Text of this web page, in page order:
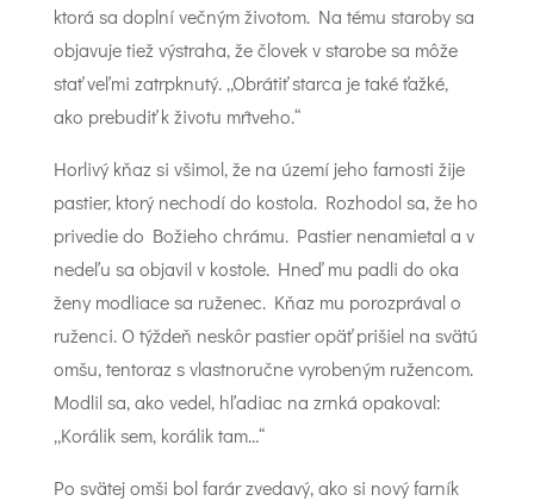
ktorá sa doplní večným životom. Na tému staroby sa
objavuje tiež výstraha, že človek v starobe sa môže
stať veľmi zatrpknutý. „Obrátiť starca je také ťažké,
ako prebudiť k životu mŕtveho.“
Horlivý kňaz si všimol, že na území jeho farnosti žije
pastier, ktorý nechodí do kostola. Rozhodol sa, že ho
privedie do Božieho chrámu. Pastier nenamietal a v
nedeľu sa objavil v kostole. Hneď mu padli do oka
ženy modliace sa ruženec. Kňaz mu porozprával o
ruženci. O týždeň neskôr pastier opäť prišiel na svätú
omšu, tentoraz s vlastnoručne vyrobeným ružencom.
Modlil sa, ako vedel, hľadiac na zrnká opakoval:
„Korálik sem, korálik tam…“
Po svätej omši bol farár zvedavý, ako si nový farník